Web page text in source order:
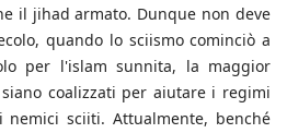
il jihad armato. Dunque non deve
quando lo sciismo cominciò a
per l'islam sunnita, la maggior
coalizzati per aiutare i regimi
sciiti. Attualmente, benché